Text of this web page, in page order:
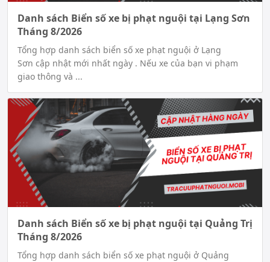
Danh sách Biển số xe bị phạt nguội tại Lạng Sơn
Tháng 8/2026
Tổng hợp danh sách biển số xe phạt nguội ở Lạng
Sơn cập nhật mới nhất ngày . Nếu xe của bạn vi phạm
giao thông và ...
Danh sách Biển số xe bị phạt nguội tại Quảng Trị
Tháng 8/2026
Tổng hợp danh sách biển số xe phạt nguội ở Quảng